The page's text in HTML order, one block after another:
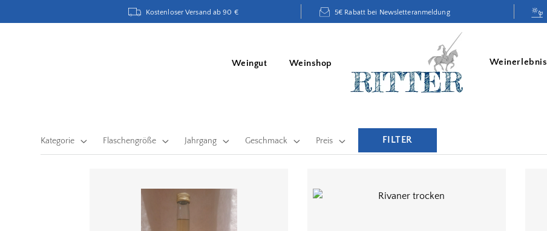
Kostenloser Versand ab 90 € 5€ Rabatt bei Newsletteranmeldung
Weingut Weinshop Weinerlebnis
Kategorie Flaschengröße Jahrgang Geschmack Preis FILTER